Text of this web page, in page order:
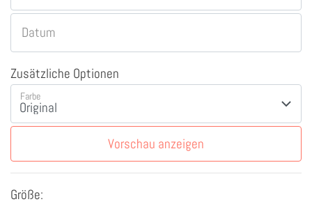
Datum
Zusätzliche Optionen
Farbe
Vorschau anzeigen
Größe: